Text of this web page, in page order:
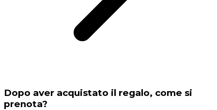
Dopo aver acquistato il regalo, come si
prenota?